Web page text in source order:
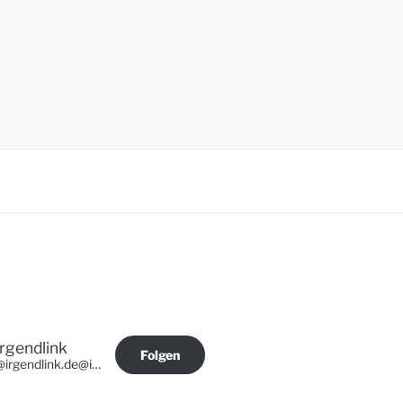
@irgendlink.de@irgendlink.de
Folgen